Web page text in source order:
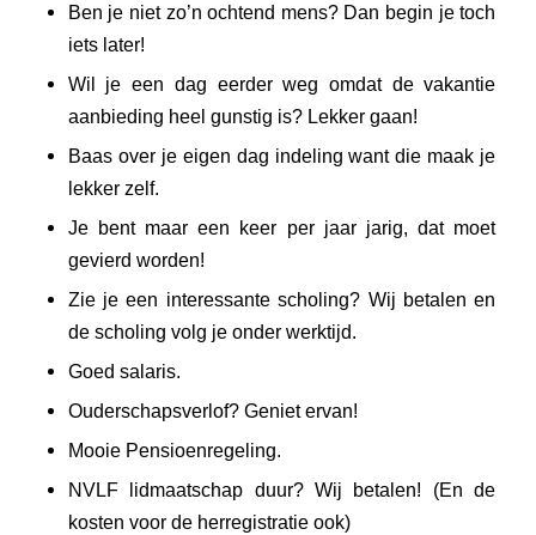
Ben je niet zo’n ochtend mens? Dan begin je toch
iets later!
Wil je een dag eerder weg omdat de vakantie
aanbieding heel gunstig is? Lekker gaan!
Baas over je eigen dag indeling want die maak je
lekker zelf.
Je bent maar een keer per jaar jarig, dat moet
gevierd worden!
Zie je een interessante scholing? Wij betalen en
de scholing volg je onder werktijd.
Goed salaris.
Ouderschapsverlof? Geniet ervan!
Mooie Pensioenregeling.
NVLF lidmaatschap duur? Wij betalen! (En de
kosten voor de herregistratie ook)